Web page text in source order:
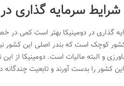
سرمایه گذاری در
کوچک است که بندر اصلی این کشور
و البته مالیات است. دومینیکا از
کشور را بدست آورند و تابعیت چندگانه